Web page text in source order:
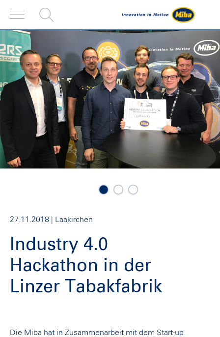
27.11.2018 Laakirchen
Industry 4.0
Hackathon in der
Linzer Tabakfabrik
Die Miba hat in Zusammenarbeit mit dem Start-up